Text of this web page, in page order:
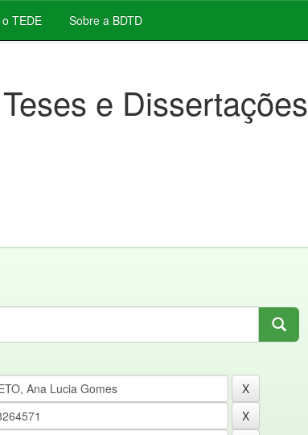
TEDE Sobre a BDTD
e Dissertações